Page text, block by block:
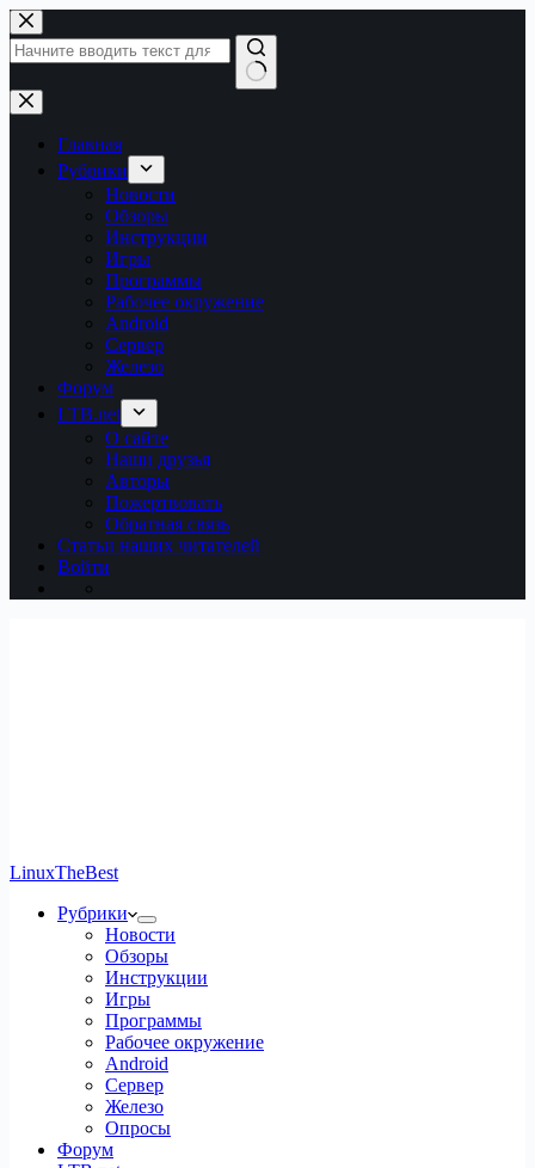
Перейти
к
сути
Ничего
не
найденоГлавная
Рубрики
Новости
Обзоры
Инструкции
Игры
Программы
Рабочее окружение
Android
Сервер
Железо
Форум
LTB.net
О сайте
Наши друзья
Авторы
Пожертвовать
Обратная связь
Статьи наших читателей
Войти
LinuxTheBest
Рубрики
Новости
Обзоры
Инструкции
Игры
Программы
Рабочее окружение
Android
Сервер
Железо
Опросы
Форум